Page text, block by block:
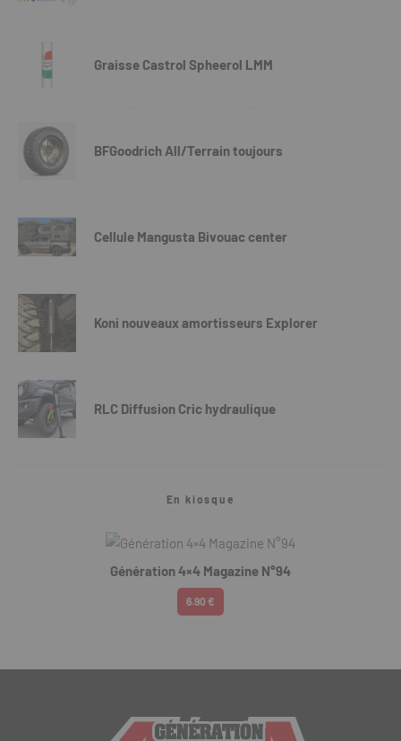
Graisse Castrol Spheerol LMM
BFGoodrich All/Terrain toujours
Cellule Mangusta Bivouac center
Koni nouveaux amortisseurs Explorer
RLC Diffusion Cric hydraulique
En kiosque
Génération 4×4 Magazine N°94
6.90 €